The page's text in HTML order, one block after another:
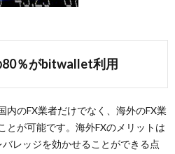
80％がbitwallet利用
内のFX業者だけでなく、海外のFX業
とが可能です。海外FXのメリットは
レッジを効かせることができる点